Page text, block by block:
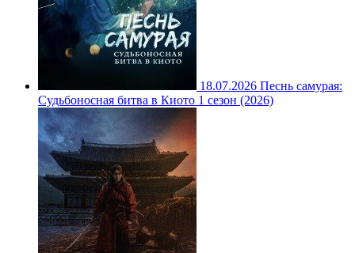
18.07.2026 Песнь самурая:
Судьбоносная битва в Киото 1 сезон (2026)